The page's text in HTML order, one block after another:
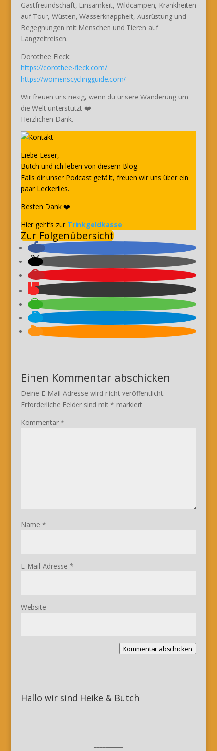
Gastfreundschaft, Einsamkeit, Wildcampen, Krankheiten
auf Tour, Wüsten, Wasserknappheit, Ausrüstung und
Begegnungen mit Menschen und Tieren auf
Langzeitreisen.
Dorothee Fleck:
https://dorothee-fleck.com/
https://womenscyclingguide.com/
Wir freuen uns riesig, wenn du unsere Wanderung um
die Welt unterstützt ❤️
Herzlichen Dank.
Liebe Leser,
Butch und ich leben von diesem Blog.
Falls dir unser Podcast gefällt, freuen wir uns über ein
paar Leckerlies.
Besten Dank ❤️
Hier geht’s zur Trinkgeldkasse
Zur Folgenübersicht
Einen Kommentar abschicken
Deine E-Mail-Adresse wird nicht veröffentlicht.
Erforderliche Felder sind mit * markiert
Kommentar *
Name *
E-Mail-Adresse *
Website
Kommentar abschicken
Hallo wir sind Heike & Butch